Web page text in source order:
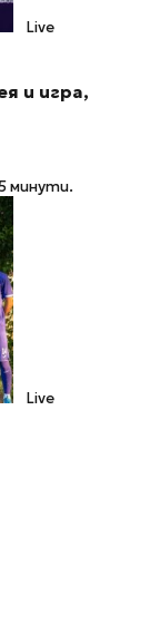
Live
и игра,
минути.
Live